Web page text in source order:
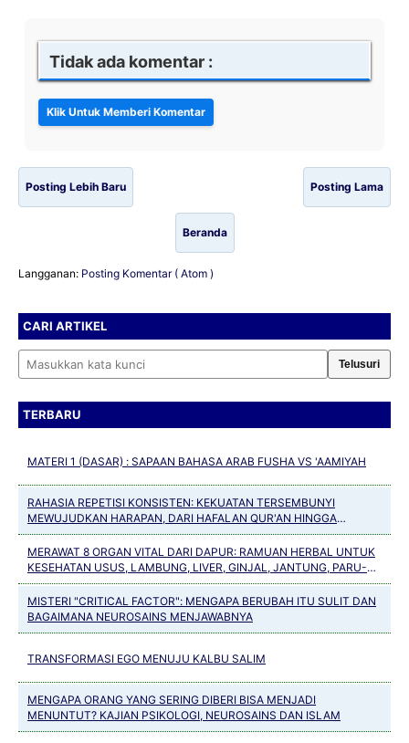
Tidak ada komentar :
Posting Lebih Baru Posting Lama
Beranda
Langganan: Posting Komentar ( Atom )
CARI ARTIKEL
Cari artikel
TERBARU
MATERI 1 (DASAR) : SAPAAN BAHASA ARAB FUSHA VS 'AAMIYAH
RAHASIA REPETISI KONSISTEN: KEKUATAN TERSEMBUNYI
MEWUJUDKAN HARAPAN, DARI HAFALAN QUR'AN HINGGA
KEBIASAAN POSITIF
MERAWAT 8 ORGAN VITAL DARI DAPUR: RAMUAN HERBAL UNTUK
KESEHATAN USUS, LAMBUNG, LIVER, GINJAL, JANTUNG, PARU-
PARU, PANKREAS DAN TULANG
MISTERI "CRITICAL FACTOR": MENGAPA BERUBAH ITU SULIT DAN
BAGAIMANA NEUROSAINS MENJAWABNYA
TRANSFORMASI EGO MENUJU KALBU SALIM
MENGAPA ORANG YANG SERING DIBERI BISA MENJADI
MENUNTUT? KAJIAN PSIKOLOGI, NEUROSAINS DAN ISLAM